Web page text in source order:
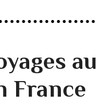
France